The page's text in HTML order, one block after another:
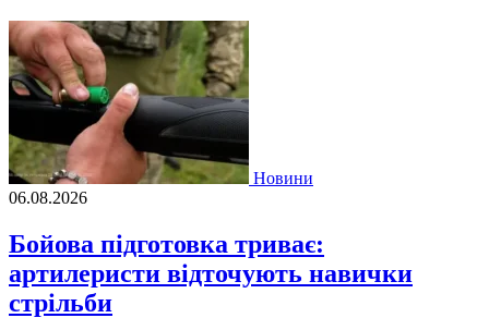
Новини
06.08.2026
Бойова підготовка триває:
артилеристи відточують навички
стрільби